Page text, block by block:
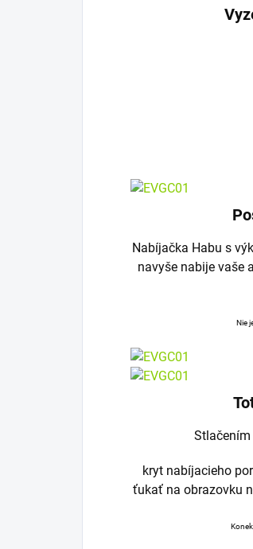
Nabíjačka Habu s
navyše nabije vaše
Nie
kryt nabíjacieho
ťukať na obrazovku